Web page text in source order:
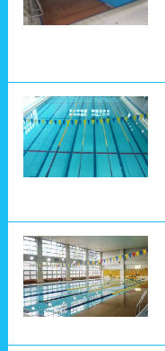
鹿児島県
通年営業
18時以降も営業
駅近